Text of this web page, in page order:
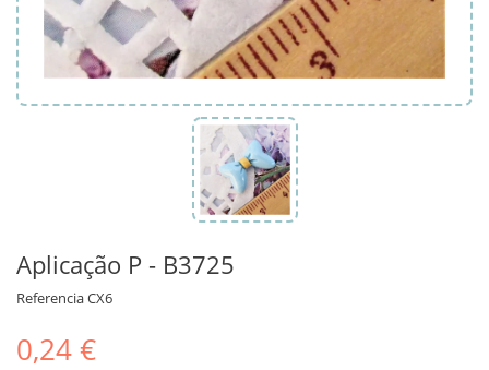
Aplicação P - B3725
ReferenciaCX6
0,24 €